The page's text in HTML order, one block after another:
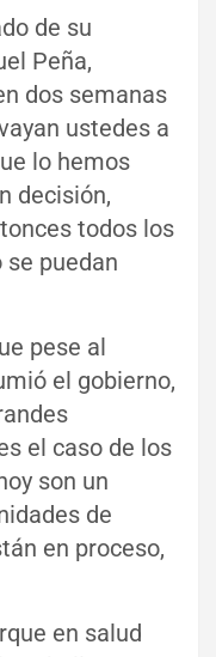
de su
Peña,
dos semanas
ustedes a
lo hemos
decisión,
todos los
puedan
pese al
el gobierno,
el caso de los
son un
de
en proceso,
en salud